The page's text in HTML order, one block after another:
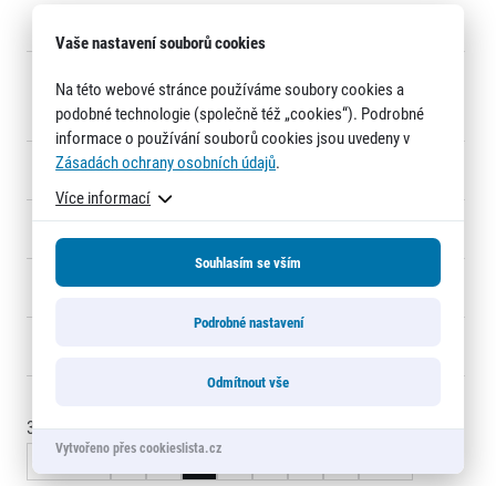
Informace o webu
Všeobecné smluvní podmínky
Informace o cookies
Podmínky GDPR
41
MAREK
BUCHVALDEK
1:16:49
42 JAN SOKOL
43 LUBOŠ DUŠEK 1:17:20 90
44 JÁN KORYTÁR 1:17:21 88
30 - 45of2744záznamy
« Předchozí
Vaše nastavení souborů cookies
Na této webové stránce používáme soubory cookies a
podobné technologie (společně též „cookies“). Podrobné
informace o používání souborů cookies jsou uvedeny v
Zásadách ochrany osobních údajů.
Více informací
Souhlasím se vším
Podrobné nastavení
Odmítnout vše
Vytvořeno přes cookieslista.cz